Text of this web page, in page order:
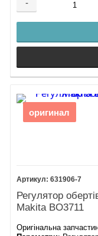
-
оригинал
631906-7
Регулятор
Makita BO3711
Оригінальна